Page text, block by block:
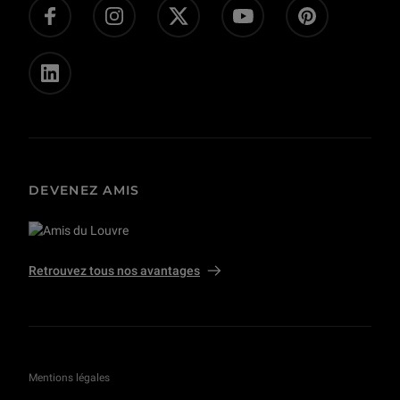
Presse
Privatisations et tournages
DEVENEZ AMIS
Retrouvez tous nos avantages
Mentions légales